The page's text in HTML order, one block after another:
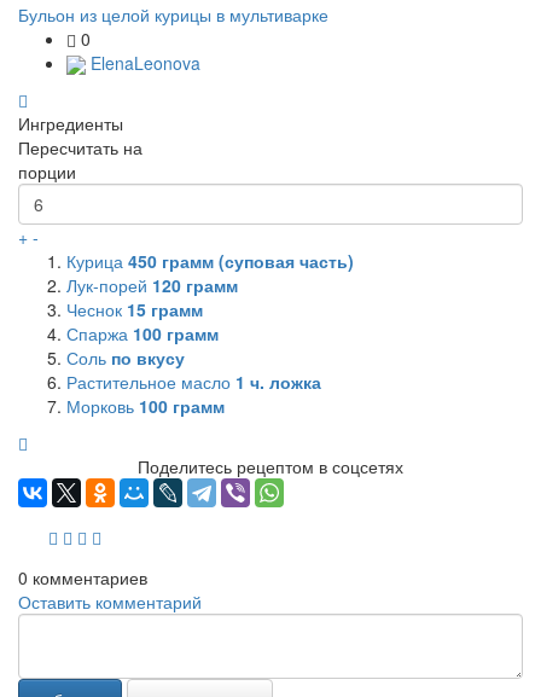
Бульон из целой курицы в мультиварке
0
ElenaLeonova
Ингредиенты
Пересчитать на
порции
+ -
Курица 450 грамм (суповая часть)
Лук-порей 120 грамм
Чеснок 15 грамм
Спаржа 100 грамм
Соль по вкусу
Растительное масло 1 ч. ложка
Морковь 100 грамм
Поделитесь рецептом в соцсетях
0 комментариев
Оставить комментарий